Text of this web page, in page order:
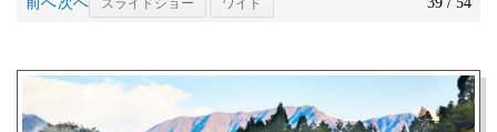
スライドショー ワイド